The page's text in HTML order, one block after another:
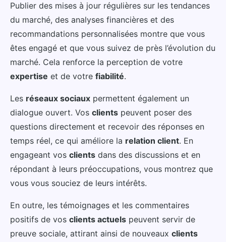
Publier des mises à jour régulières sur les tendances
du marché, des analyses financières et des
recommandations personnalisées montre que vous
êtes engagé et que vous suivez de près l’évolution du
marché. Cela renforce la perception de votre
expertise et de votre fiabilité.
Les réseaux sociaux permettent également un
dialogue ouvert. Vos clients peuvent poser des
questions directement et recevoir des réponses en
temps réel, ce qui améliore la relation client. En
engageant vos clients dans des discussions et en
répondant à leurs préoccupations, vous montrez que
vous vous souciez de leurs intérêts.
En outre, les témoignages et les commentaires
positifs de vos clients actuels peuvent servir de
preuve sociale, attirant ainsi de nouveaux clients